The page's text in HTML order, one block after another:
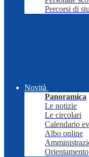
Percorsi di
Novità
Panoramica
Le notizie
Le circolari
Calendario
Albo online
Orientamento